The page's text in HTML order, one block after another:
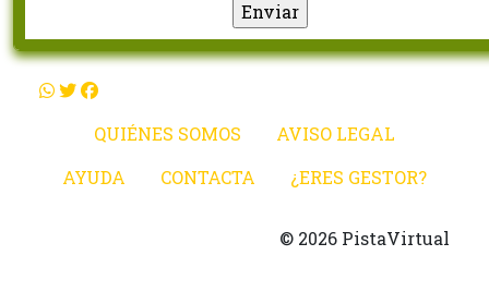
QUIÉNES SOMOS
AVISO LEGAL
AYUDA
CONTACTA ¿ERES GESTOR?
© 2026 PistaVirtual